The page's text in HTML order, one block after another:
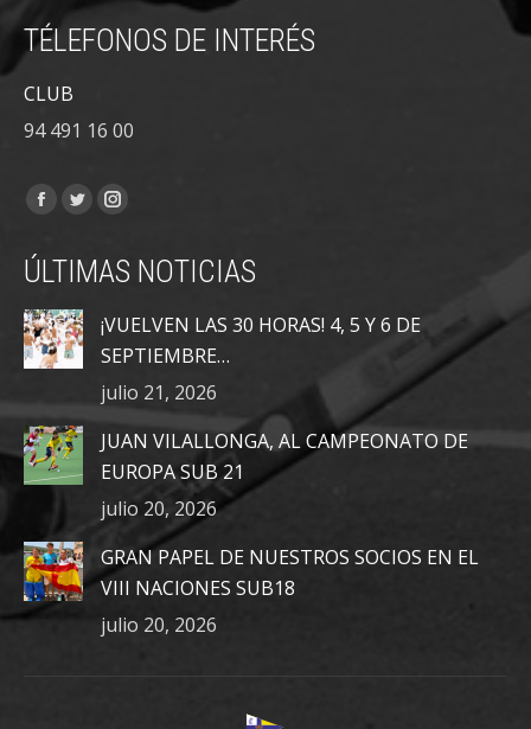
TÉLEFONOS DE INTERÉS
CLUB
94 491 16 00
Encuéntranos en:
Facebook
opens
in
new
window
Twitter
opens
in
new
window
Instagram
opens
new
window
ÚLTIMAS NOTICIAS
¡VUELVEN LAS 30 HORAS! 4, 5 Y 6 DE
SEPTIEMBRE…
julio 21, 2026
JUAN VILALLONGA, AL CAMPEONATO DE
EUROPA SUB 21
julio 20, 2026
GRAN PAPEL DE NUESTROS SOCIOS EN EL
VIII NACIONES SUB18
julio 20, 2026